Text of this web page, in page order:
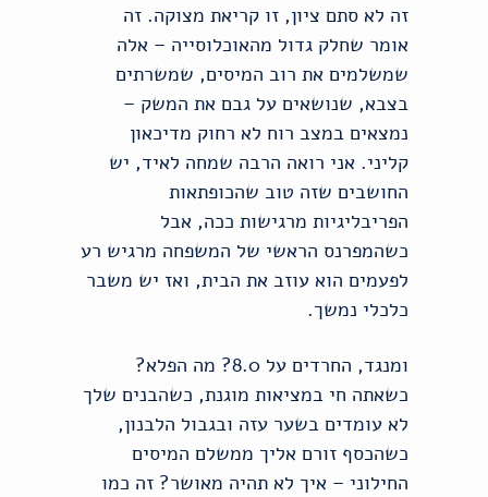
זה לא סתם ציון, זו קריאת מצוקה. זה
אומר שחלק גדול מהאוכלוסייה – אלה
שמשלמים את רוב המיסים, שמשרתים
בצבא, שנושאים על גבם את המשק –
נמצאים במצב רוח לא רחוק מדיכאון
קליני. אני רואה הרבה שמחה לאיד, יש
החושבים שזה טוב שהכופתאות
הפריבליגיות מרגישות ככה, אבל
כשהמפרנס הראשי של המשפחה מרגיש רע
לפעמים הוא עוזב את הבית, ואז יש משבר
כלכלי נמשך.
ומנגד, החרדים על 8.0? מה הפלא?
כשאתה חי במציאות מוגנת, כשהבנים שלך
לא עומדים בשער עזה ובגבול הלבנון,
כשהכסף זורם אליך ממשלם המיסים
החילוני – איך לא תהיה מאושר? זה כמו